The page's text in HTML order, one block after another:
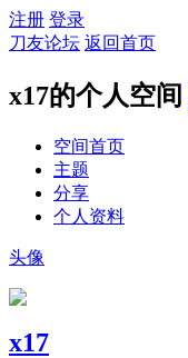
注册 登录
刀友论坛 返回首页
x17的个人空间
空间首页
主题
分享
个人资料
头像
x17